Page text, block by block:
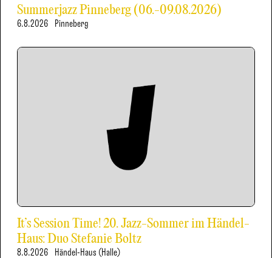
Summerjazz Pinneberg (06.-09.08.2026)
6.8.2026 Pinneberg
It’s Session Time! 20. Jazz-Sommer im Händel-
Haus: Duo Stefanie Boltz
8.8.2026 Händel-Haus (Halle)